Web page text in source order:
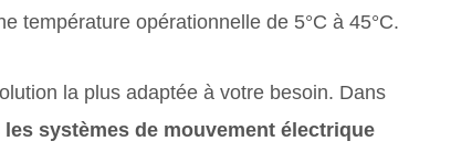
température opérationnelle de 5°C à 45°C.
la plus adaptée à votre besoin. Dans
systèmes de mouvement électrique